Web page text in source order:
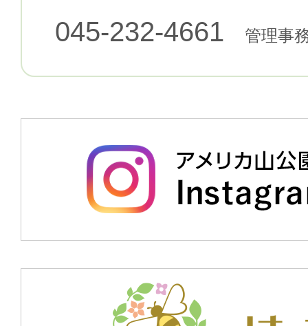
045-232-4661 管理事